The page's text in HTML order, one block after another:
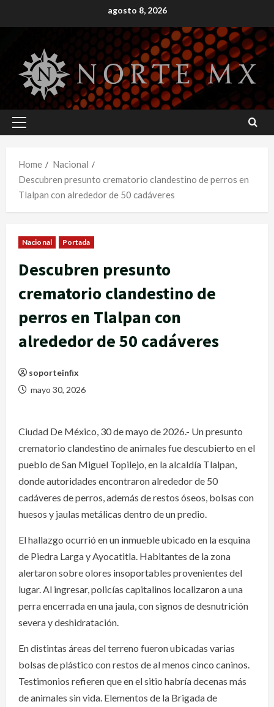
to
agosto 8, 2026
Primary
Home
Nacional
Descubren presunto crematorio clandestino de perros en
Tlalpan con alrededor de 50 cadáveres
Nacional Portada
Descubren presunto
crematorio clandestino de
perros en Tlalpan con
alrededor de 50 cadáveres
soporteinfix
mayo 30, 2026
Ciudad De México, 30 de mayo de 2026.- Un presunto
crematorio clandestino de animales fue descubierto en el
pueblo de San Miguel Topilejo, en la alcaldía Tlalpan,
donde autoridades encontraron alrededor de 50
cadáveres de perros, además de restos óseos, bolsas con
huesos y jaulas metálicas dentro de un predio.
El hallazgo ocurrió en un inmueble ubicado en la esquina
de Piedra Larga y Ayocatitla. Habitantes de la zona
alertaron sobre olores insoportables provenientes del
lugar. Al ingresar, policías capitalinos localizaron a una
perra encerrada en una jaula, con signos de desnutrición
severa y deshidratación.
En distintas áreas del terreno fueron ubicadas varias
bolsas de plástico con restos de al menos cinco caninos.
Testimonios refieren que en el sitio habría decenas más
de animales sin vida. Elementos de la Brigada de